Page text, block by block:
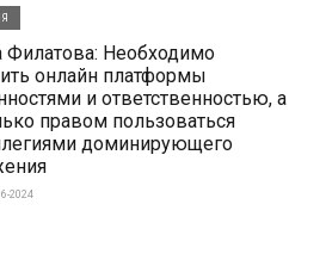
Филатова: Необходимо
онлайн платформы
и ответственностью, а
правом пользоваться
доминирующего
2024